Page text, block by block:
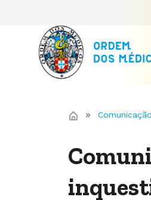
Comunicação